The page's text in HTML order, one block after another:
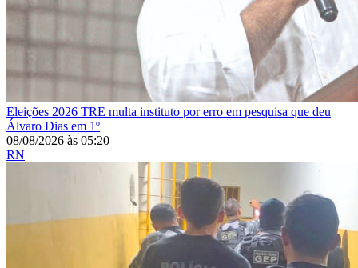
Eleições 2026 TRE multa instituto por erro em pesquisa que deu
Álvaro Dias em 1º
08/08/2026 às 05:20
RN